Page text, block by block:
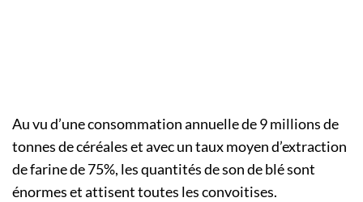
Au vu d’une consommation annuelle de 9 millions de
tonnes de céréales et avec un taux moyen d’extraction
de farine de 75%, les quantités de son de blé sont
énormes et attisent toutes les convoitises.